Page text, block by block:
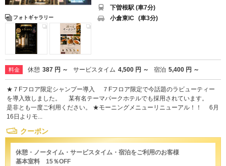
フォトギャラリー
下曽根駅 (車7分)
小倉東IC (車3分)
料金 休憩 387 円 ～ サービスタイム 4,500 円 ～ 宿泊 5,400 円 ～
★７Fフロア限定シャンプー導入 ７Fフロア限定で今話題のラビューティー
を導入致しました。 某有名テーマパークホテルでも採用されています。
是非とも一度ご利用ください。 ★モーニングメニューリニューアル！！ 6月
16日よりモ...
クーポン
休憩・ノータイム・サービスタイム・宿泊をご利用のお客様
基本室料 15％OFF